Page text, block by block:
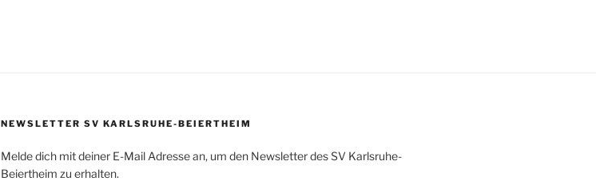
NEWSLETTER SV KARLSRUHE-BEIERTHEIM
Melde dich mit deiner E-Mail Adresse an, um den Newsletter des SV Karlsruhe-
Beiertheim zu erhalten.